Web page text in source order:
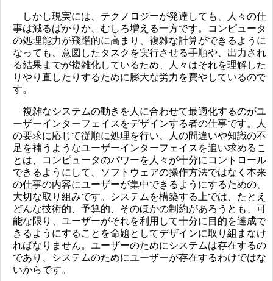
しかし現実には、テクノロジーが発達しても、人々の仕
事は減るばかりか、むしろ増える一方です。コンピュータ
の処理能力が飛躍的に高まり、複雑な計算ができるように
なっても、意図したタスクを実行させる手順や、出力され
る結果までが複雑化しているため、人々はそれを理解した
りやり直したりするために膨大な労力を費やしているので
す。
複雑なシステムの動きを人に合わせて最適化するのがユ
ーザーインターフェイスをデザインする者の仕事です。人
の要求に応じて従順に処理を行い、人の間違いや知識の不
足を補うようなユーザーインターフェイスを追い求めるこ
とは、コンピュータのパワーを人々が十分にコントロール
できるようにして、ソフトウェアの操作方法ではなく本来
の仕事の内容にユーザーが集中できるようにするための、
大切な取り組みです。システムを構築する上では、たとえ
どんな技術的、予算的、そのほかの制約があろうとも、可
能な限り、ユーザーがそれを利用して十分に目的を達成で
きるようにすることを命題としてデザインに取り組まなけ
ればなりません。ユーザーのためにシステムは存在するの
であり、システムのためにユーザーが存在するわけではな
いからです。